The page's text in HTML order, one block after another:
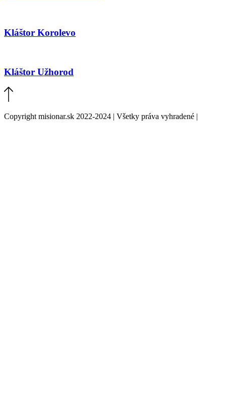
Kláštor Korolevo
Kláštor Užhorod
Copyright misionar.sk 2022-2024 | Všetky práva vyhradené |